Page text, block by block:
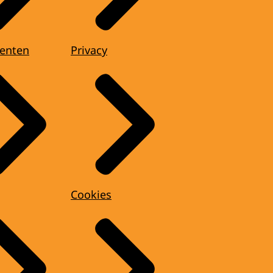
Privacy
Cookies